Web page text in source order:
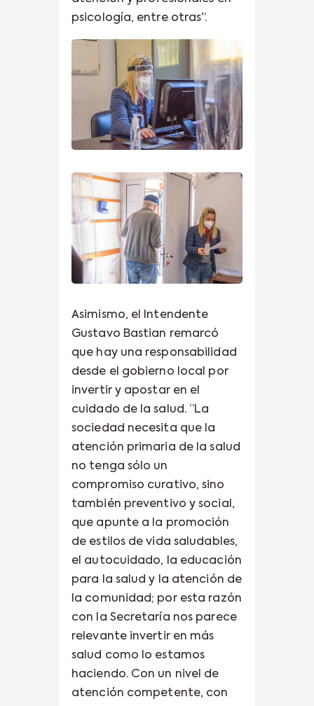
psicología, entre otras”.
Asimismo, el Intendente
Gustavo Bastian remarcó
que hay una responsabilidad
desde el gobierno local por
invertir y apostar en el
cuidado de la salud. “La
sociedad necesita que la
atención primaria de la salud
no tenga sólo un
compromiso curativo, sino
también preventivo y social,
que apunte a la promoción
de estilos de vida saludables,
el autocuidado, la educación
para la salud y la atención de
la comunidad; por esta razón
con la Secretaría nos parece
relevante invertir en más
salud como lo estamos
haciendo. Con un nivel de
atención competente, con